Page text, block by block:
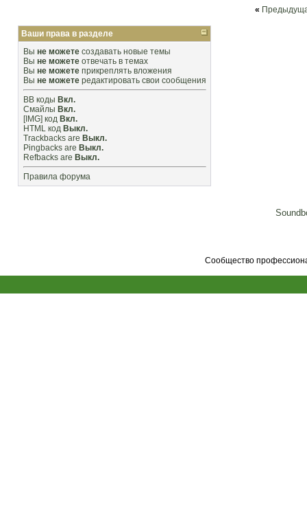
«
Ваши права в разделе
Вы не можете создавать новые темы
Вы не можете отвечать в темах
Вы не можете прикреплять вложения
Вы не можете редактировать свои сообщения
BB коды Вкл.
Смайлы Вкл.
[IMG] код Вкл.
HTML код Выкл.
Trackbacks are Выкл.
Pingbacks are Выкл.
Refbacks are Выкл.
Правила форума
Сообщество